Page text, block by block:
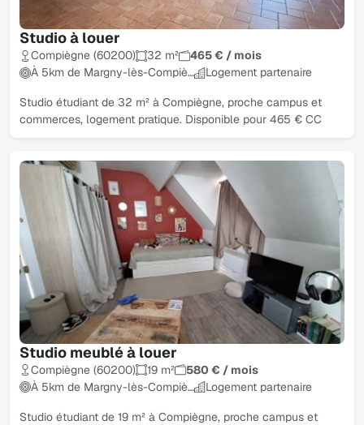
Studio à louer
Compiègne (60200) 32 m²
465 € / mois
À 5km de Margny-lès-Compiè…
Logement partenaire
Studio étudiant de 32 m² à Compiègne, proche campus et
commerces, logement pratique. Disponible pour 465 € CC
Studio meublé à louer
Compiègne (60200) 19 m²
580 € / mois
À 5km de Margny-lès-Compiè…
Logement partenaire
Studio étudiant de 19 m² à Compiègne, proche campus et